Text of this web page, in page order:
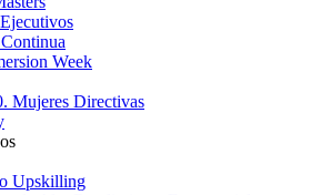
Week
Mujeres Directivas
Upskilling